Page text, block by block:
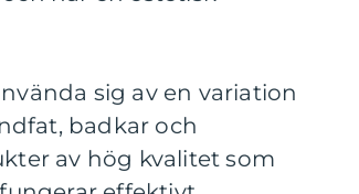
sig av en variation
badkar och
av hög kvalitet som